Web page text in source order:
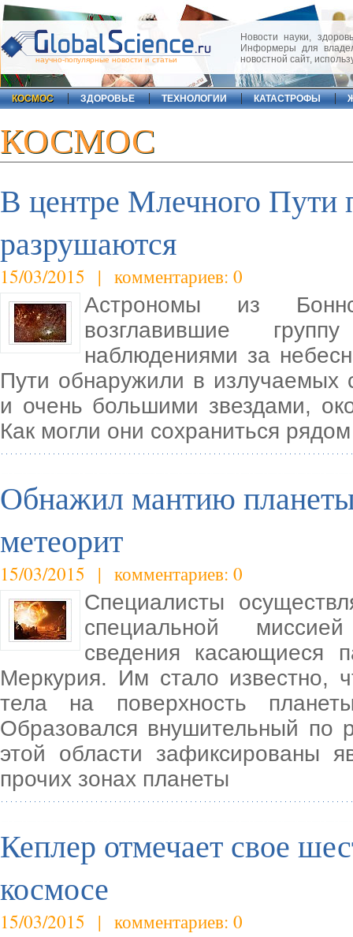
научно-популярные новости и статьи
Новости науки,
Информеры для
новостной сайт,
КОСМОС ЗДОРОВЬЕ ТЕХНОЛОГИИ КАТАСТРОФЫ
КОСМОС
В центре Млечного Пути
разрушаются
15/03/2015 | комментариев: 0
Астрономы из
возглавившие
наблюдениями за
Пути обнаружили в излучаемых
и очень большими звездами,
Как могли они сохраниться
Обнажил мантию
метеорит
15/03/2015 | комментариев: 0
Специалисты
специальной
сведения касающиеся
Меркурия. Им стало известно,
тела на поверхность
Образовался внушительный по
этой области зафиксированы
прочих зонах планеты
Кеплер отмечает свое
космосе
15/03/2015 | комментариев: 0